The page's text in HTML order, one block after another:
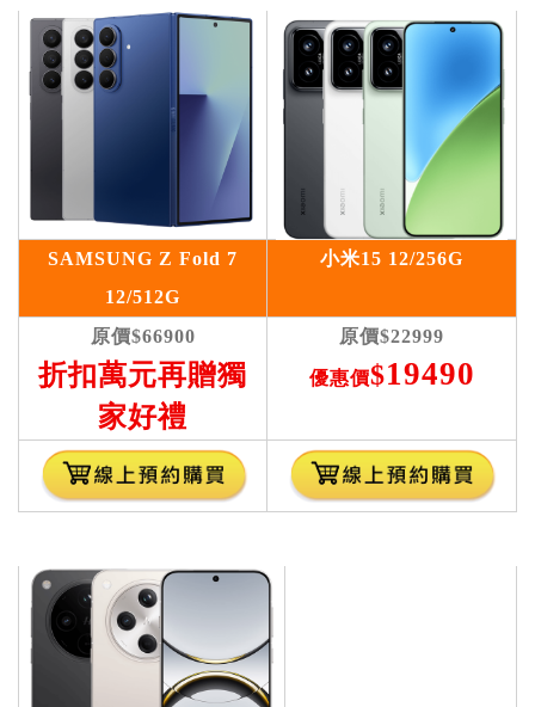
SAMSUNG Z Fold 7
12/512G
小米15 12/256G
原價$66900
折扣萬元再贈獨
家好禮
原價$22999
優惠價$19490